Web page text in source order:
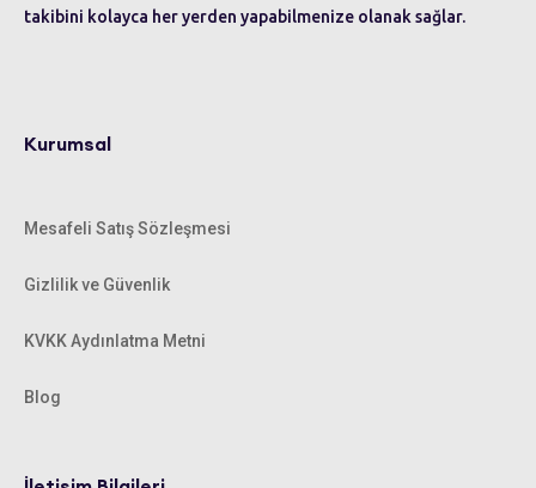
takibini kolayca her yerden yapabilmenize olanak sağlar.
Kurumsal
Mesafeli Satış Sözleşmesi
Gizlilik ve Güvenlik
KVKK Aydınlatma Metni
Blog